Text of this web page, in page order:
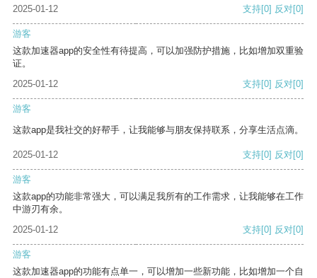
2025-01-12
支持[0] 反对[0]
游客
这款加速器app的安全性有待提高，可以加强防护措施，比如增加双重验
证。
2025-01-12
支持[0] 反对[0]
游客
这款app是我社交的好帮手，让我能够与朋友保持联系，分享生活点滴。
2025-01-12 支持[0] 反对[0]
游客
这款app的功能非常强大，可以满足我所有的工作需求，让我能够在工作
中游刃有余。
2025-01-12
支持[0] 反对[0]
游客
这款加速器app的功能有点单一，可以增加一些新功能，比如增加一个自